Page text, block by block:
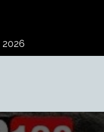
2026